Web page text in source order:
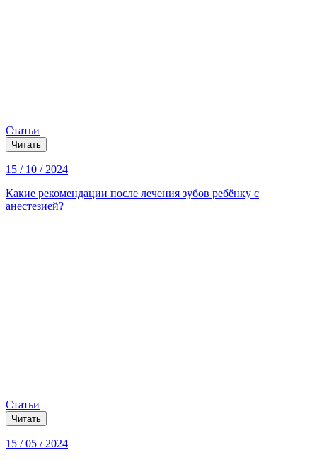
Статьи
Читать
15 / 10 / 2024
Какие рекомендации после лечения зубов ребёнку с
анестезией?
Статьи
Читать
15 / 05 / 2024